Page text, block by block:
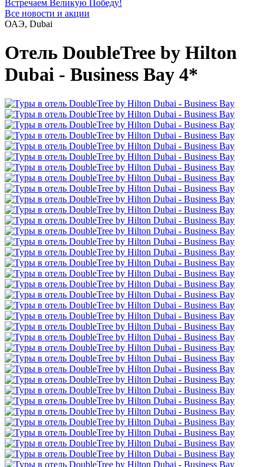
Встречаем Великую Победу!
Все новости и акции
ОАЭ, Dubai
Отель DoubleTree by Hilton
Dubai - Business Bay 4*